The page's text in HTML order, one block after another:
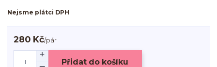
Nejsme plátci DPH
280 Kč/pár
Přidat do košíku